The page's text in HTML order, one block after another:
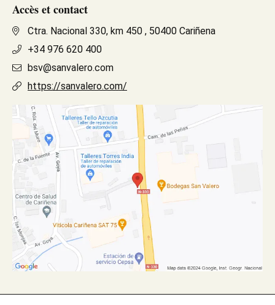
Accès et contact
Ctra. Nacional 330, km 450 , 50400 Cariñena
+34 976 620 400
bsv@sanvalero.com
https://sanvalero.com/